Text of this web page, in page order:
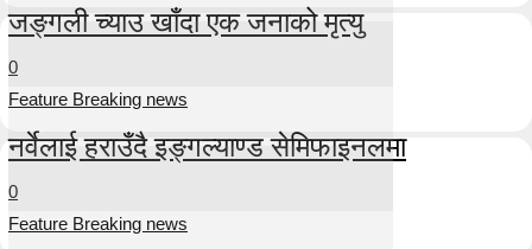
जङ्गली च्याउ खाँदा एक जनाको मृत्यु
0
Feature Breaking news
नर्वेलाई हराउँदै इङ्गल्याण्ड सेमिफाइनलमा
0
Feature Breaking news